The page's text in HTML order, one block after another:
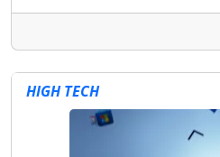
HIGH TECH